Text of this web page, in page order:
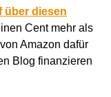
über diesen
Cent mehr als
Amazon dafür
Blog finanzieren